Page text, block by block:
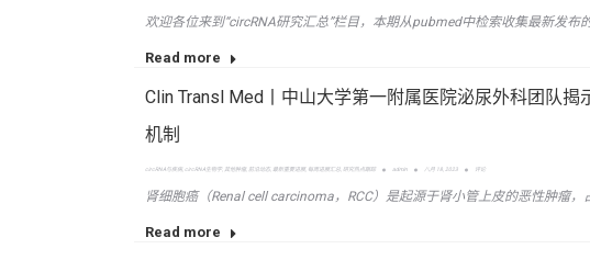
欢迎各位来到“circRNA研究汇总”栏目，本期从pubmed中检索收集最新发布
Read more
Clin Transl Med丨中山大学第一附属医院泌尿外科团队
机制
circRNA与疾病 circRNA生物学 其他肿瘤 前沿动态 最新重要进展 每周进展汇总 研究热点跟踪 admin 八月 18, 2023 评论
肾细胞癌（Renal cell carcinoma，RCC）是起源于肾小管上皮的恶性肿瘤，
Read more